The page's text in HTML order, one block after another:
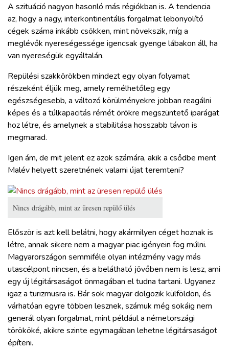
A szituáció nagyon hasonló más régiókban is. A tendencia
az, hogy a nagy, interkontinentális forgalmat lebonyolító
cégek száma inkább csökken, mint növekszik, míg a
meglévők nyereségessége igencsak gyenge lábakon áll, ha
van nyereségük egyáltalán.
Repülési szakkörökben mindezt egy olyan folyamat
részeként éljük meg, amely remélhetőleg egy
egészségesebb, a változó körülményekre jobban reagálni
képes és a túlkapacitás rémét örökre megszüntető iparágat
hoz létre, és amelynek a stabilitása hosszabb távon is
megmarad.
Igen ám, de mit jelent ez azok számára, akik a csődbe ment
Malév helyett szeretnének valami újat teremteni?
Nincs drágább, mint az üresen repülő ülés
Először is azt kell belátni, hogy akármilyen céget hoznak is
létre, annak sikere nem a magyar piac igényein fog múlni.
Magyarországon semmiféle olyan intézmény vagy más
utascélpont nincsen, és a belátható jövőben nem is lesz, ami
egy új légitársaságot önmagában el tudna tartani. Ugyanez
igaz a turizmusra is. Bár sok magyar dolgozik külföldön, és
várhatóan egyre többen lesznek, számuk még sokáig nem
generál olyan forgalmat, mint például a németországi
törököké, akikre szinte egymagában lehetne légitársaságot
építeni.